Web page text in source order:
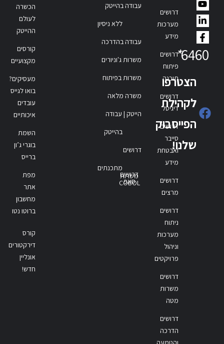
6460
*
הצטרפו
לקהילת
הפייסבוק
שלנו!
דרושים
מערכות
מידע
דרושים
פיתוח
תוכנה
דרושים
דיגיטל
דרושים
סייבר
ואבטחת
מידע
דרושים
מרצים
דרושים
ניתוח
מערכות
וניהול
פרויקטים
דרושים
משרות
מטה
דרושים
הדרכה
עבודה בהייטק
ללא ניסיון
עבודה בהדרכה
משרות ג'וניורים
משרות בפיתוח
משרה מלאה
הייטק | עבודה
בהייטק
דרושים
מתכנתים
דרושים
סאפ
משרות
COBOL
הכשרה
לעולם
ההייטק
קורסים
מקצועיים
מעסיקים?
בואו לגייס
עובדים
איכותיים
השמת
בוגרי ג’ון
ברייס
מפת
אתר
מחשבון
ברוטו נטו
קורס
דירקטורים
אונליין
חדש!